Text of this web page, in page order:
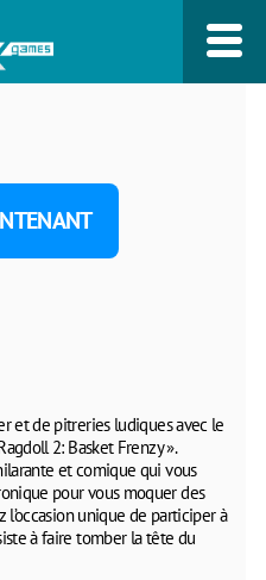
et de pitreries ludiques avec le
2: Basket Frenzy ».
et comique qui vous
pour vous moquer des
l’occasion unique de participer à
à faire tomber la tête du